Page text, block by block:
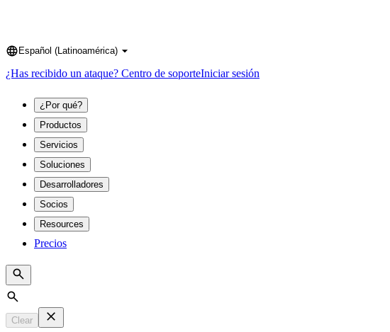
Language
Español (Latinoamérica)
¿Has recibido un ataque? Centro de soporteIniciar sesión
¿Por qué?
Productos
Servicios
Soluciones
Desarrolladores
Socios
Resources
Precios
Search
Clear